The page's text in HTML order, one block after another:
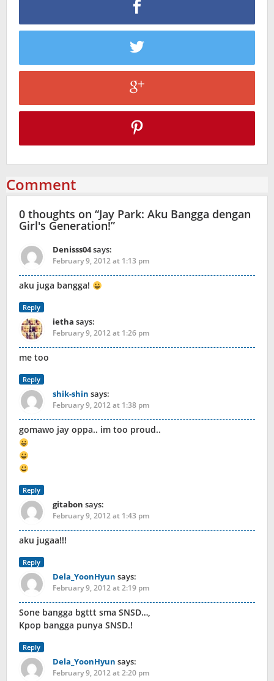
Comment
0 thoughts on “Jay Park: Aku Bangga dengan
Girl's Generation!”
Denisss04says:
February 9, 2012 at 1:13 pm
aku juga bangga!
Reply
ietha says:
February 9, 2012 at 1:26 pm
me too
Reply
shik-shin says:
February 9, 2012 at 1:38 pm
gomawo jay oppa.. im too proud..
Reply
gitabon says:
February 9, 2012 at 1:43 pm
aku jugaa!!!
Reply
Dela_YoonHyun says:
February 9, 2012 at 2:19 pm
Sone bangga bgttt sma SNSD…,
Kpop bangga punya SNSD.!
Reply
Dela_YoonHyun says:
February 9, 2012 at 2:20 pm